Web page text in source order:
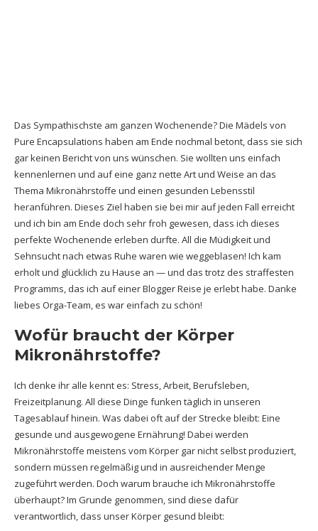
Das Sympathischste am ganzen Wochenende? Die Mädels von
Pure Encapsulations haben am Ende nochmal betont, dass sie sich
gar keinen Bericht von uns wünschen. Sie wollten uns einfach
kennenlernen und auf eine ganz nette Art und Weise an das
Thema Mikronährstoffe und einen gesunden Lebensstil
heranführen. Dieses Ziel haben sie bei mir auf jeden Fall erreicht
und ich bin am Ende doch sehr froh gewesen, dass ich dieses
perfekte Wochenende erleben durfte. All die Müdigkeit und
Sehnsucht nach etwas Ruhe waren wie weggeblasen! Ich kam
erholt und glücklich zu Hause an — und das trotz des straffesten
Programms, das ich auf einer Blogger Reise je erlebt habe. Danke
liebes Orga-Team, es war einfach zu schön!
Wofür braucht der Körper
Mikronährstoffe?
Ich denke ihr alle kennt es: Stress, Arbeit, Berufsleben,
Freizeitplanung. All diese Dinge funken täglich in unseren
Tagesablauf hinein. Was dabei oft auf der Strecke bleibt: Eine
gesunde und ausgewogene Ernährung! Dabei werden
Mikronährstoffe meistens vom Körper gar nicht selbst produziert,
sondern müssen regelmäßig und in ausreichender Menge
zugeführt werden. Doch warum brauche ich Mikronährstoffe
überhaupt? Im Grunde genommen, sind diese dafür
verantwortlich, dass unser Körper gesund bleibt: